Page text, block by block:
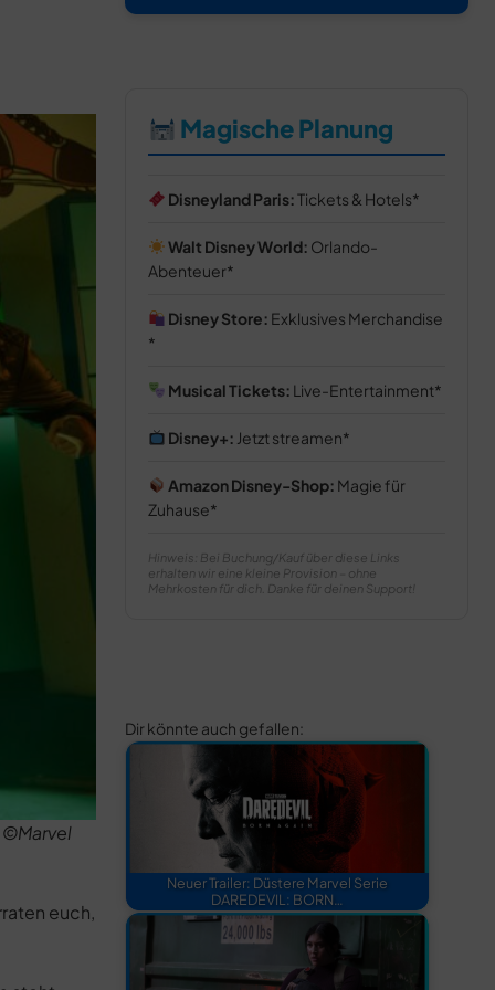
©Marvel
euch,
Magische Planung
Disneyland Paris:Tickets & Hotels
Walt Disney World: Orlando-
Abenteuer
Disney Store: Exklusives Merchandise
Musical Tickets: Live-Entertainment
Disney+: Jetzt streamen
Amazon Disney-Shop: Magie für
Zuhause
Hinweis: Bei Buchung/Kauf über diese Links
erhalten wir eine kleine Provision – ohne
Mehrkosten für dich. Danke für deinen Support!
Dir könnte auch gefallen:
Neuer Trailer: Düstere Marvel Serie
DAREDEVIL: BORN…